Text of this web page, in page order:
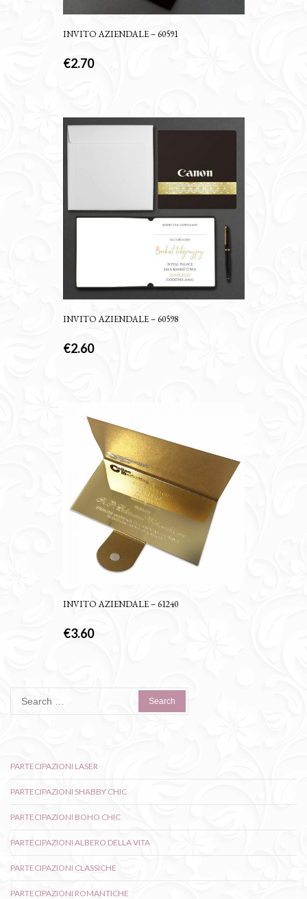
INVITO AZIENDALE – 60591
€2.70
INVITO AZIENDALE – 60598
€2.60
INVITO AZIENDALE – 61240
€3.60
for:
PARTECIPAZIONI LASER
PARTECIPAZIONI SHABBY CHIC
PARTECIPAZIONI BOHO CHIC
PARTECIPAZIONI ALBERO DELLA VITA
PARTECIPAZIONI CLASSICHE
PARTECIPAZIONI ROMANTICHE